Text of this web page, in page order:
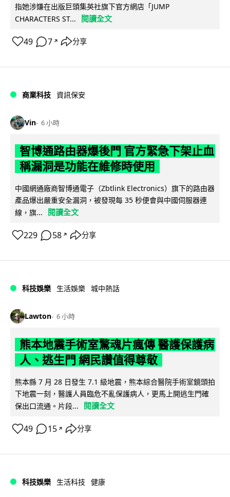
指她涉嫌在出版巨頭集英社旗下官方網店「JUMP
CHARACTERS ST...
閱讀全文
49 7 ↗ 分享
商業科技 資訊保安
Vin 6 小時
智博通路由器爆後門 官方緊急下架止血
稱漏洞是功能在維修時使用
中國網通廠商智博通電子（Zbtlink Electronics）旗下的路由器
產品爆出嚴重安全漏洞，被發現每 35 秒便會與中國伺服器連
線，旗...
閱讀全文
229 58 ↗ 分享
科技娛樂 生活娛樂 城中熱話
Lawton 6 小時
熊本地震手術室驚魂片瘋傳 醫護保護病
人、逃生門 網民讚值得尊敬
熊本縣 7 月 28 日發生 7.1 級地震，熊本綜合醫院手術室鏡頭拍
下地震一刻，醫護人員臨危不亂保護病人，更馬上開逃生門確
保出口流通。片段...
閱讀全文
49 15 ↗ 分享
科技娛樂 生活科技 健康